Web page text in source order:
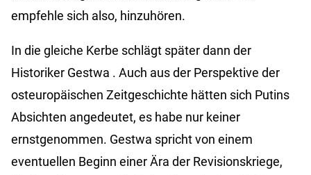
empfehle sich also, hinzuhören.
In die gleiche Kerbe schlägt später dann der
Historiker Gestwa . Auch aus der Perspektive der
osteuropäischen Zeitgeschichte hätten sich Putins
Absichten angedeutet, es habe nur keiner
ernstgenommen. Gestwa spricht von einem
eventuellen Beginn einer Ära der Revisionskriege,